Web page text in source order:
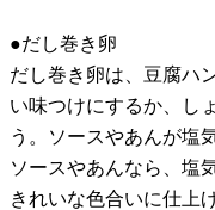
●だし巻き卵
だし巻き卵は、豆腐ハ
い味つけにするか、し
う。ソースやあんが塩
ソースやあんなら、塩
きれいな色合いに仕上